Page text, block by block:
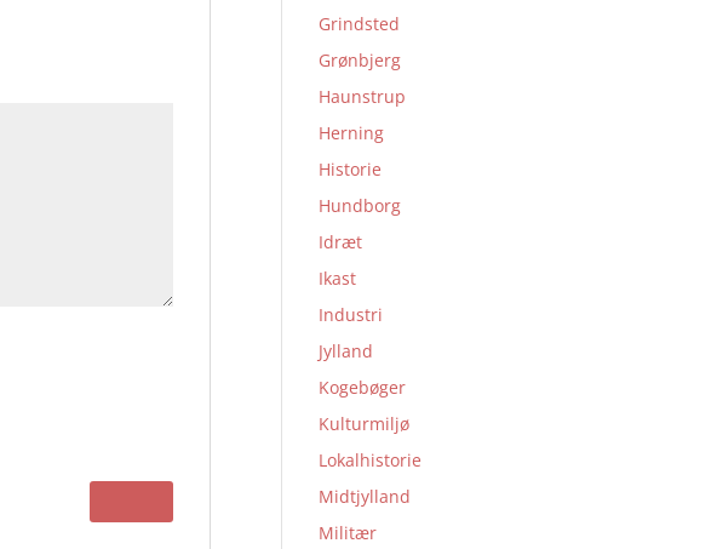
Grindsted
Grønbjerg
Haunstrup
Herning
Historie
Hundborg
Idræt
Ikast
Industri
Jylland
Kogebøger
Kulturmiljø
Lokalhistorie
Midtjylland
Militær